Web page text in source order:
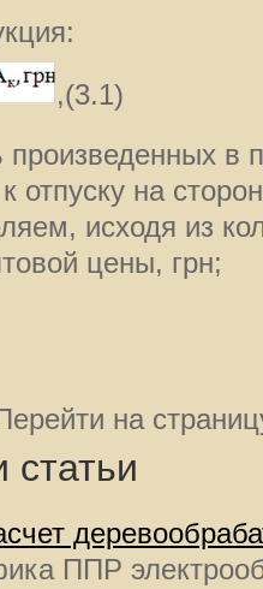
,(3.1)
произведенных в
отпуску на
исходя из
цены, грн;
на
статьи
ППР